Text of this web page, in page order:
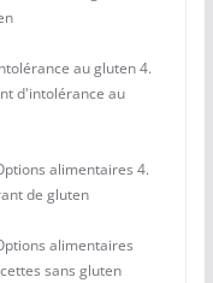
au gluten 4.
d'intolérance au
alimentaires 4.
de gluten
alimentaires
sans gluten